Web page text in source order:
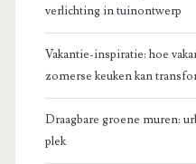
verlichting in tuinontwerp
Vakantie-inspiratie: hoe
zomerse keuken kan
Draagbare groene muren:
plek